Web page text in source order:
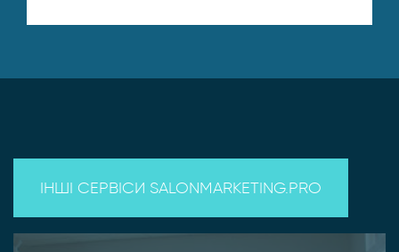
ІНШІ СЕРВІСИ SALONMARKETING.PRO